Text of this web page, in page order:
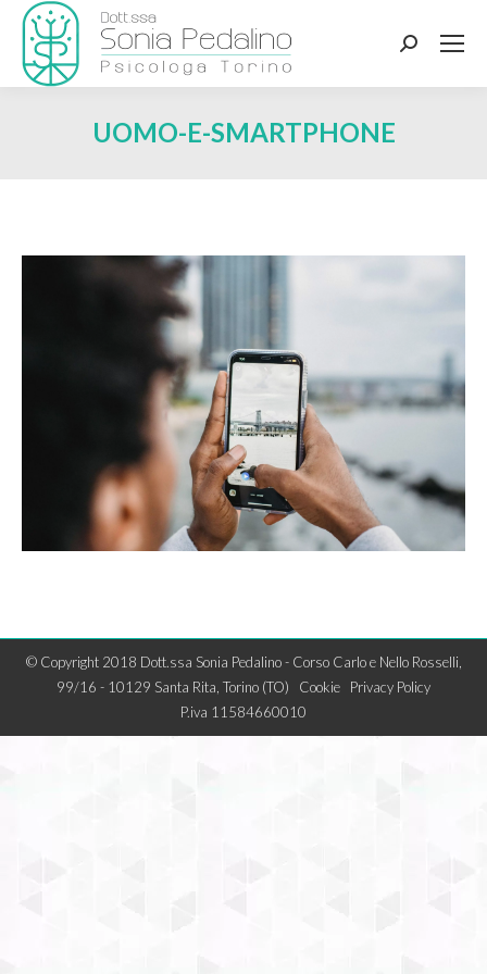
Search:
UOMO-E-SMARTPHONE
© Copyright 2018 Dott.ssa Sonia Pedalino - Corso Carlo e Nello Rosselli,
99/16 - 10129 Santa Rita, Torino (TO) Cookie
Privacy Policy
P.iva 11584660010